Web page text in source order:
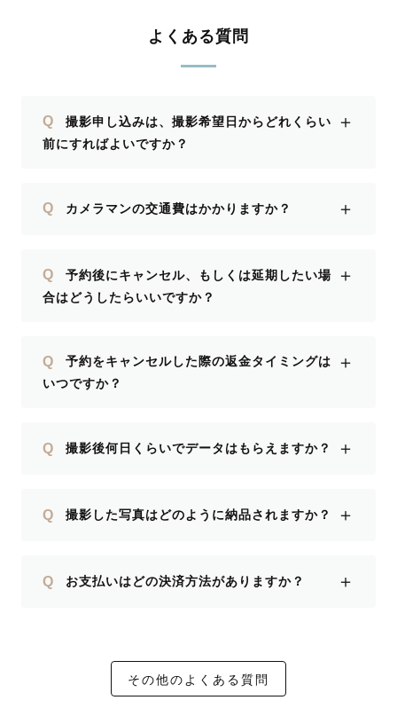
よくある質問
Q
撮影申し込みは、撮影希望日からどれくらい
前にすればよいですか？
＋
Q カメラマンの交通費はかかりますか？ ＋
Q
予約後にキャンセル、もしくは延期したい場
合はどうしたらいいですか？
＋
Q
予約をキャンセルした際の返金タイミングは
いつですか？
＋
Q 撮影後何日くらいでデータはもらえますか？ ＋
Q 撮影した写真はどのように納品されますか？ ＋
Q お支払いはどの決済方法がありますか？ ＋
その他のよくある質問